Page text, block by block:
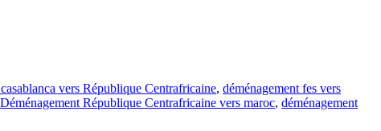
vers République Centrafricaine, déménagement fes vers
Déménagement République Centrafricaine vers maroc, déménagement